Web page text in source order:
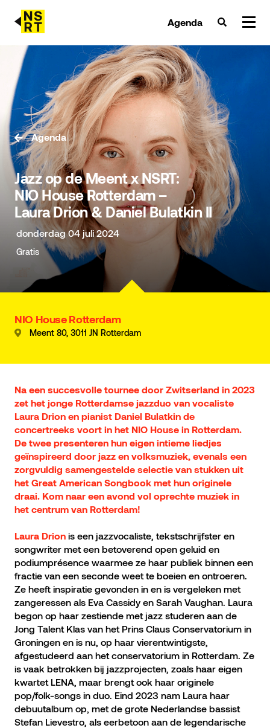
Agenda
agenda & tickets
nieuws
team
over NSRT
partners
Jazz op de Meent x NSRT:
NIO House Rotterdam –
Laura Drion & Daniel Bulatkin II
donderdag 04 juli 2024
Gratis
Agenda
NIO House Rotterdam
Meent 80, 3011 JN Rotterdam
Na een succesvolle tournee door Zwitserland in 2023
zet het jonge Rotterdamse jazzduo van vocaliste
Laura Drion en pianist Daniel Bulatkin de
concertreeks voort in het NIO House in Rotterdam.
De twee presenteren hun eigen intieme liedjes
geïnspireerd door jazz en volksmuziek, evenals een
zorgvuldig samengestelde selectie van stukken uit
het Great American Songbook met hun originele
draai. Kom naar een avond vol oprechte muziek in
het centrum van Rotterdam!
Laura Drion is een jazzvocaliste, tekstschrijfster en
songwriter met een betoverend open geluid en
podiumprésence waarmee ze haar publiek binnen een
fractie van een seconde weet te boeien en ontroeren.
Ze heeft inspiratie gevonden in en is vergeleken met
zangeressen als Eva Cassidy en Sarah Vaughan. Laura
begon op haar zestiende met jazz studeren aan de
Jong Talent Klas van het Prins Claus Conservatorium in
Groningen en is nu, op haar vierentwintigste,
afgestudeerd aan het conservatorium in Rotterdam. Ze
is vaak betrokken bij jazzprojecten, zoals haar eigen
kwartet LENA, maar brengt ook haar originele
pop/folk-songs in duo. Eind 2023 nam Laura haar
debuutalbum op, met de grote Nederlandse bassist
Stefan Lievestro, als eerbetoon aan de legendarische